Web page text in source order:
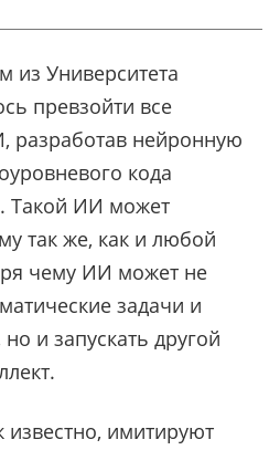
из Университета
превзойти все
нейронную
кода
Такой ИИ может
так же, как и любой
чему ИИ может не
задачи и
и запускать другой
известно, имитируют